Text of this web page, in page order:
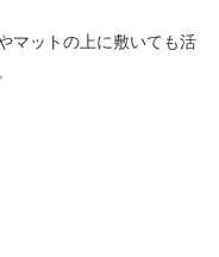
マットの上に敷いても活